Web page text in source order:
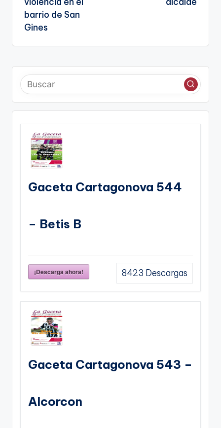
barrio de San
Gines
Gaceta Cartagonova 544
– Betis B
¡Descarga ahora! 8423 Descargas
Gaceta Cartagonova 543 –
Alcorcon